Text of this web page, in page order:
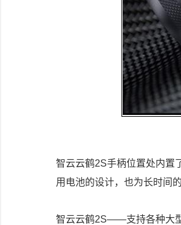
智云云鹤2S手柄位置处内置
用电池的设计，也为长时间
智云云鹤2S——支持各种大